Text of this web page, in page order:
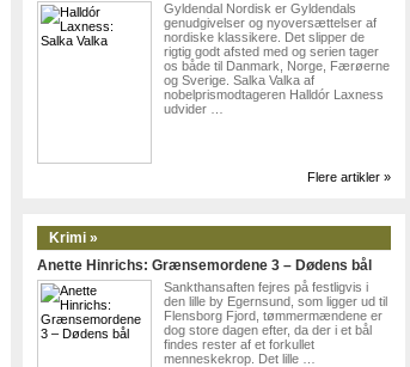
Gyldendal Nordisk er Gyldendals
genudgivelser og nyoversættelser af
nordiske klassikere. Det slipper de
rigtig godt afsted med og serien tager
os både til Danmark, Norge, Færøerne
og Sverige. Salka Valka af
nobelprismodtageren Halldór Laxness
udvider …
Flere artikler »
Krimi »
Anette Hinrichs: Grænsemordene 3 – Dødens bål
Sankthansaften fejres på festligvis i
den lille by Egernsund, som ligger ud til
Flensborg Fjord, tømmermændene er
dog store dagen efter, da der i et bål
findes rester af et forkullet
menneskekrop. Det lille …